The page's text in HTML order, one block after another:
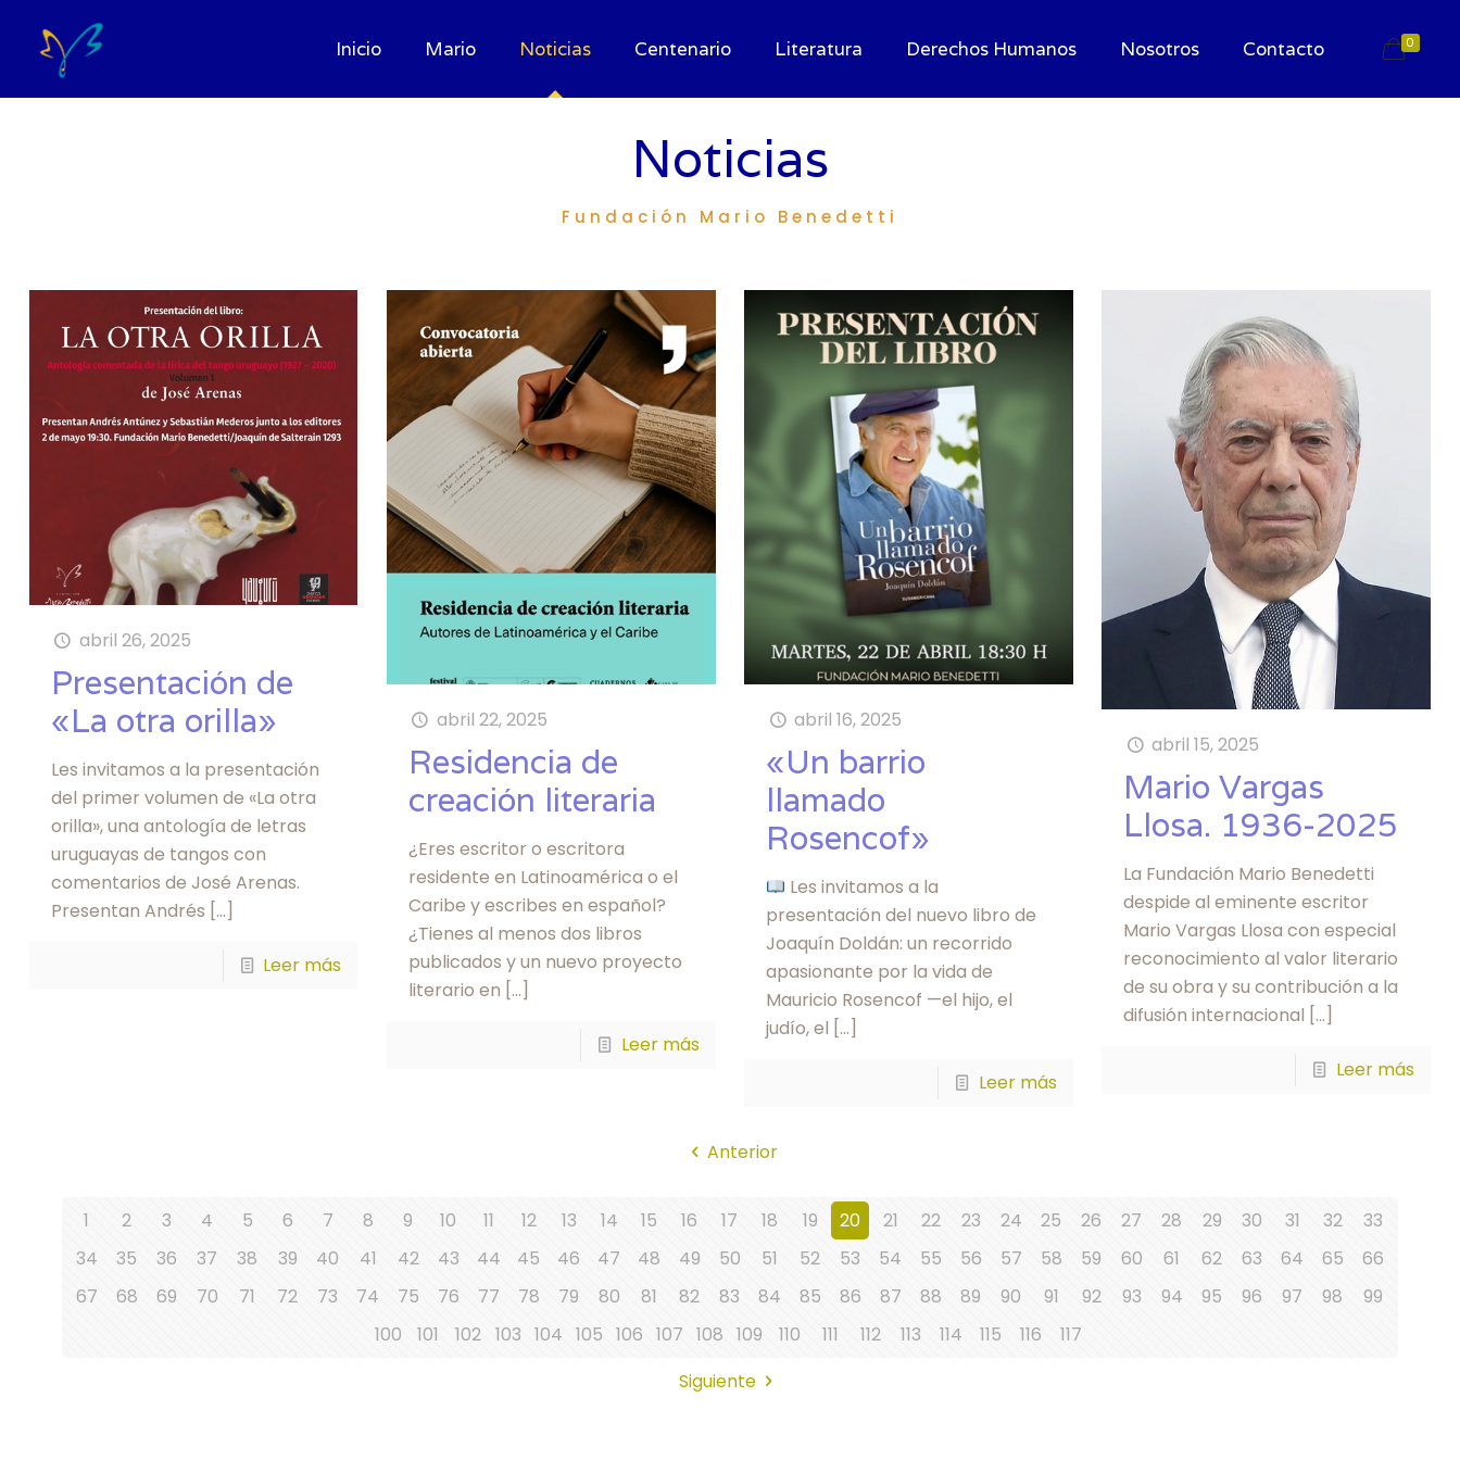
Inicio Mario Noticias Centenario Literatura Derechos Humanos Nosotros Contacto 0
Noticias
Fundación Mario Benedetti
abril 26, 2025
Presentación de
«La otra orilla»
Les invitamos a la presentación
del primer volumen de «La otra
orilla», una antología de letras
uruguayas de tangos con
comentarios de José Arenas.
Presentan Andrés […]
Leer más
abril 22, 2025
Residencia de
creación literaria
¿Eres escritor o escritora
residente en Latinoamérica o el
Caribe y escribes en español?
¿Tienes al menos dos libros
publicados y un nuevo proyecto
literario en […]
Leer más
abril 16, 2025
«Un barrio
llamado
Rosencof»
Les invitamos a la
presentación del nuevo libro de
Joaquín Doldán: un recorrido
apasionante por la vida de
Mauricio Rosencof —el hijo, el
judío, el […]
Leer más
abril 15, 2025
Mario Vargas
Llosa. 1936-2025
La Fundación Mario Benedetti
despide al eminente escritor
Mario Vargas Llosa con especial
reconocimiento al valor literario
de su obra y su contribución a la
difusión internacional […]
Leer más
Anterior
1 2 3 4 5 6 7 8 9 10 11 12 13 14 15 16 17 18 19 20 21 22 23 24 25 26 27 28 29 30 31 32
33
34
35 36 37 38 39 40 41 42 43 44 45 46 47 48 49 50 51 52 53 54 55 56 57 58 59 60 61 62 63 64 65
66
67
68 69 70 71 72 73 74 75 76 77 78 79 80 81 82 83 84 85 86 87 88 89 90 91 92 93 94 95 96 97 98
99
100
101 102 103 104 105 106 107 108 109 110 111 112 113 114 115 116
117
Siguiente